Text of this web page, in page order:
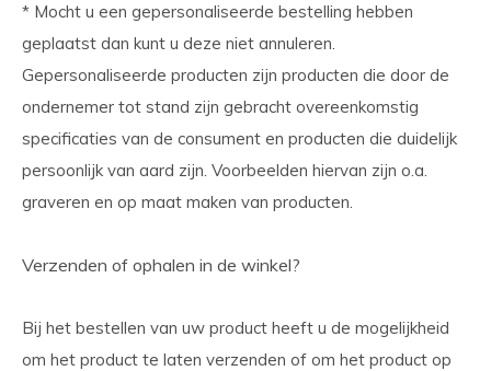
* Mocht u een gepersonaliseerde bestelling hebben
geplaatst dan kunt u deze niet annuleren.
Gepersonaliseerde producten zijn producten die door de
ondernemer tot stand zijn gebracht overeenkomstig
specificaties van de consument en producten die duidelijk
persoonlijk van aard zijn. Voorbeelden hiervan zijn o.a.
graveren en op maat maken van producten.
Verzenden of ophalen in de winkel?
Bij het bestellen van uw product heeft u de mogelijkheid
om het product te laten verzenden of om het product op